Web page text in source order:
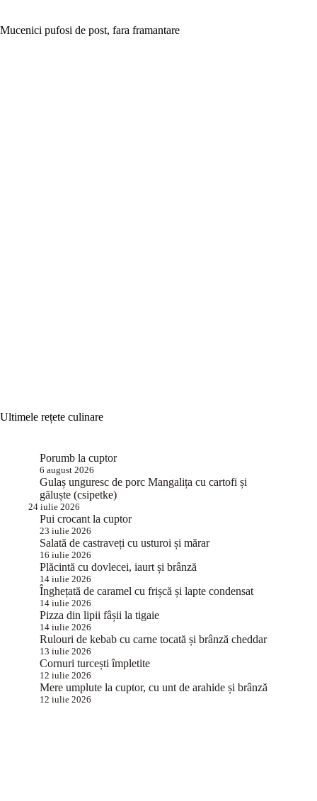
Mucenici pufosi de post, fara framantare
Ultimele rețete culinare
Porumb la cuptor
6 august 2026
Gulaș unguresc de porc Mangalița cu cartofi și
găluște (csipetke)
24 iulie 2026
Pui crocant la cuptor
23 iulie 2026
Salată de castraveți cu usturoi și mărar
16 iulie 2026
Plăcintă cu dovlecei, iaurt și brânză
14 iulie 2026
Înghețată de caramel cu frișcă și lapte condensat
14 iulie 2026
Pizza din lipii fâșii la tigaie
14 iulie 2026
Rulouri de kebab cu carne tocată și brânză cheddar
13 iulie 2026
Cornuri turcești împletite
12 iulie 2026
Mere umplute la cuptor, cu unt de arahide și brânză
12 iulie 2026